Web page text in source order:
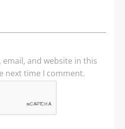
email, and website in this
next time I comment.